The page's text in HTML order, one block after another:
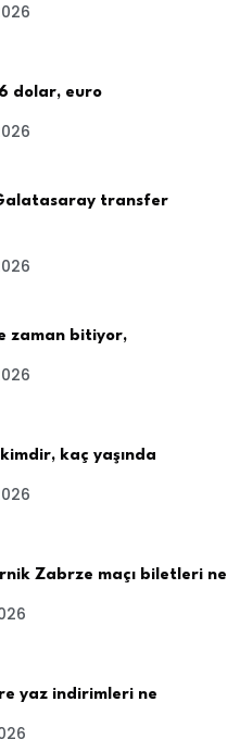
dolar, euro
transfer
zaman bitiyor,
kaç yaşında
Zabrze maçı biletleri ne
yaz indirimleri ne